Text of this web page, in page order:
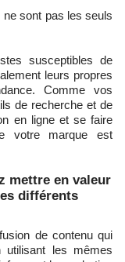
susceptibles de
leurs propres
Comme vos
de recherche et de
en ligne et se faire
votre marque est
mettre en valeur
différents
utilisant les mêmes